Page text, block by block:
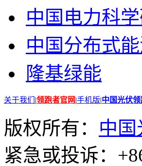
中国电力科
中国分布式
隆基绿能
关于我们 |领跑者官网|手机版|中国光伏
版权所有： 中
紧急或投诉：